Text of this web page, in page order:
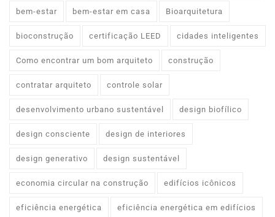
bem-estar bem-estar em casa Bioarquitetura
bioconstrução certificação LEED cidades inteligentes
Como encontrar um bom arquiteto construção
contratar arquiteto controle solar
desenvolvimento urbano sustentável design biofílico
design consciente design de interiores
design generativo design sustentável
economia circular na construção edifícios icônicos
eficiência energética eficiência energética em edifícios